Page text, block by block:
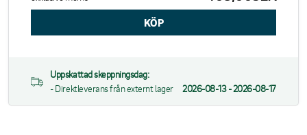
Uppskattad skeppningsdag:
- Direktleverans från externt lager
2026-08-13 - 2026-08-17